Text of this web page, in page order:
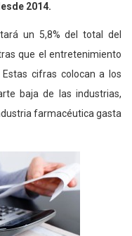
2014.
un 5,8% del total del
que el entretenimiento
cifras colocan a los
baja de las industrias,
farmacéutica gasta